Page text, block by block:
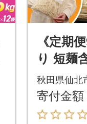
《定期
り 短麺
ん
kd-
秋田県仙北
寄付金額